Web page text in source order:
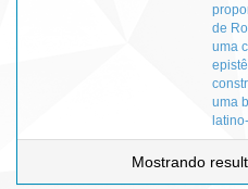
de
uma
uma
Mostrando